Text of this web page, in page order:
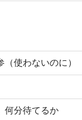
使わないのに）
何分待てるか